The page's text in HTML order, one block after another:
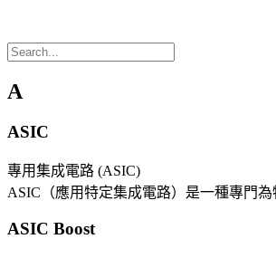
A
ASIC
專用集成電路 (ASIC)
ASIC（應用特定集成電路）是一種專門
ASIC Boost